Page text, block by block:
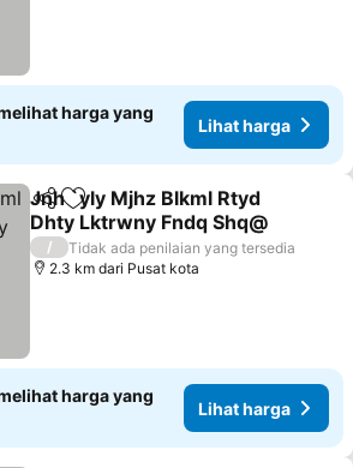
harga yang
Lihat harga
BagikanTambahkan ke favorit
Jnh `yly Mjhz Blkml Rtyd
Dhty Lktrwny Fndq Shq@
Lihat harga
/
Tidak ada penilaian yang tersedia
2.3 km dari Pusat kota
harga yang
Lihat harga